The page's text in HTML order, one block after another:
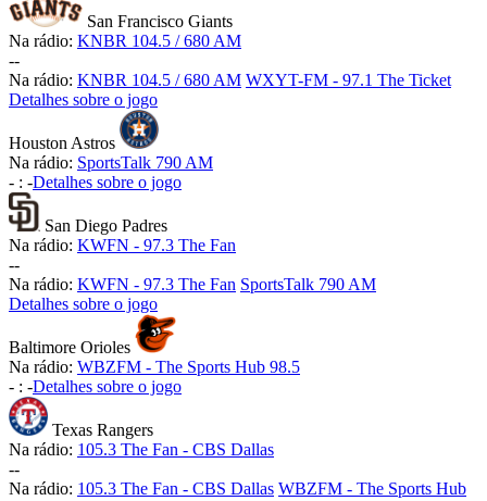
San Francisco Giants
Na rádio: KNBR 104.5 / 680 AM
--
Na rádio: KNBR 104.5 / 680 AM WXYT-FM - 97.1 The Ticket
Detalhes sobre o jogo
Houston Astros
Na rádio: SportsTalk 790 AM
- : -Detalhes sobre o jogo
San Diego Padres
Na rádio: KWFN - 97.3 The Fan
--
Na rádio: KWFN - 97.3 The Fan SportsTalk 790 AM
Detalhes sobre o jogo
Baltimore Orioles
Na rádio: WBZFM - The Sports Hub 98.5
- : -Detalhes sobre o jogo
Texas Rangers
Na rádio: 105.3 The Fan - CBS Dallas
--
Na rádio: 105.3 The Fan - CBS Dallas WBZFM - The Sports Hub